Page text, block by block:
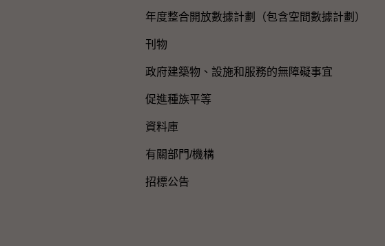
年度整合開放數據計劃（包含空間數據計劃）
刊物
政府建築物、設施和服務的無障礙事宜
促進種族平等
資料庫
有關部門/機構
招標公告